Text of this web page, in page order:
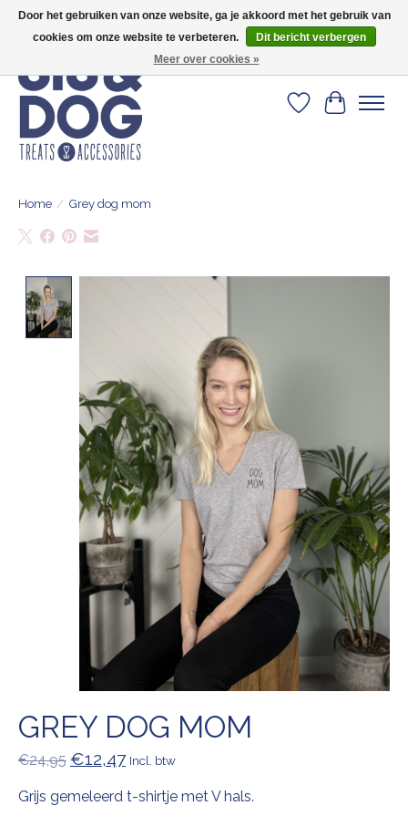
Verlanglijst
Home / Grey dog mom
Product image slideshow Items
GREY DOG MOM
€24,95 €12,47 Incl. btw
Grijs gemeleerd t-shirtje met V hals.
Door het gebruiken van onze website, ga je akkoord met het gebruik van
cookies om onze website te verbeteren.
Dit bericht verbergen
Meer over cookies »
Geef je hond het kleedje waar 500+ baasjes fan van zijn!